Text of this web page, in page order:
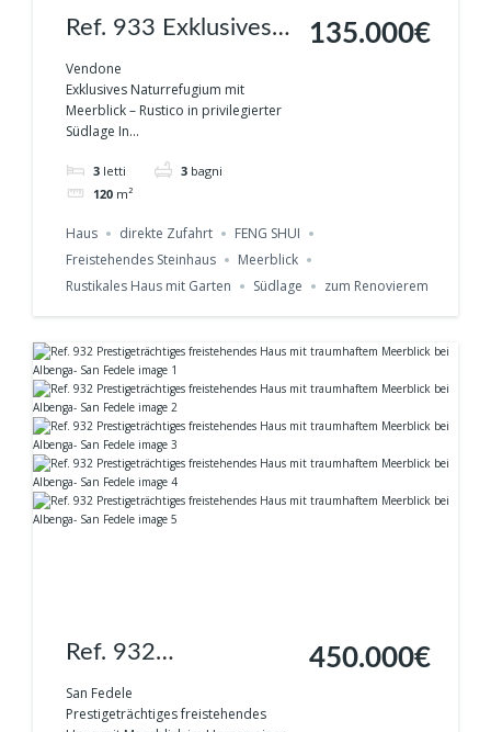
Ref. 933 Exklusives
Naturrefugium mit
Meerblick – Rustico
in privilegierter
Südlage in Vendone
Vendone
Exklusives Naturrefugium mit
Meerblick – Rustico in privilegierter
Südlage In...
3 letti 3 bagni
120 m²
135.000€
Haus direkte Zufahrt
FENG SHUI
Freistehendes Steinhaus
Meerblick
Rustikales Haus mit Garten
Südlage zum Renovierem
Ref. 932
Prestigeträchtiges
freistehendes Haus
San Fedele
Prestigeträchtiges freistehendes
450.000€